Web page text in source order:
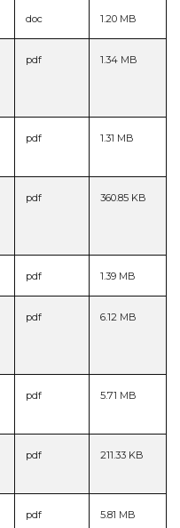
doc 1.20 MB
pdf 1.34 MB
pdf 1.31 MB
pdf 360.85 KB
pdf 1.39 MB
pdf 6.12 MB
pdf 5.71 MB
pdf 211.33 KB
pdf 5.81 MB